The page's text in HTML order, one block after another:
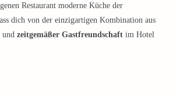
Restaurant moderne Küche der
dich von der einzigartigen Kombination aus
und zeitgemäßer Gastfreundschaft im Hotel